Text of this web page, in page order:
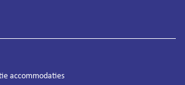
accommodaties